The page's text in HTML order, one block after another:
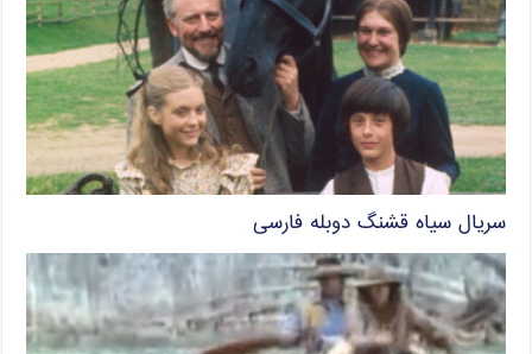
سریال سیاه قشنگ دوبله فارسی